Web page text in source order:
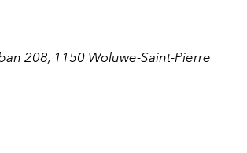
208, 1150 Woluwe-Saint-Pierre